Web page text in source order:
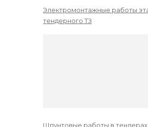
Электромонтажные работы
тендерного ТЗ
Шпунтовые работы в тендерах